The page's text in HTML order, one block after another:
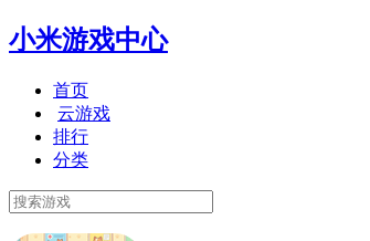
小米游戏中心
首页
云游戏
排行
分类